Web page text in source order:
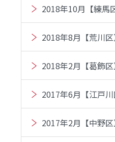
2018年10月【練馬
2018年8月【荒川区
2018年2月【葛飾区
2017年6月【江戸川
2017年2月【中野区